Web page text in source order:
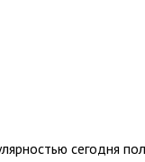
сегодня